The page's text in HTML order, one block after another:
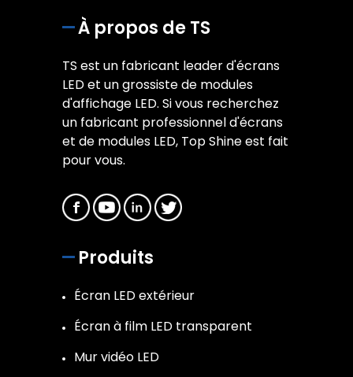
À propos de TS
TS est un fabricant leader d'écrans
LED et un grossiste de modules
d'affichage LED. Si vous recherchez
un fabricant professionnel d'écrans
et de modules LED, Top Shine est fait
pour vous.
Produits
Écran LED extérieur
Écran à film LED transparent
Mur vidéo LED